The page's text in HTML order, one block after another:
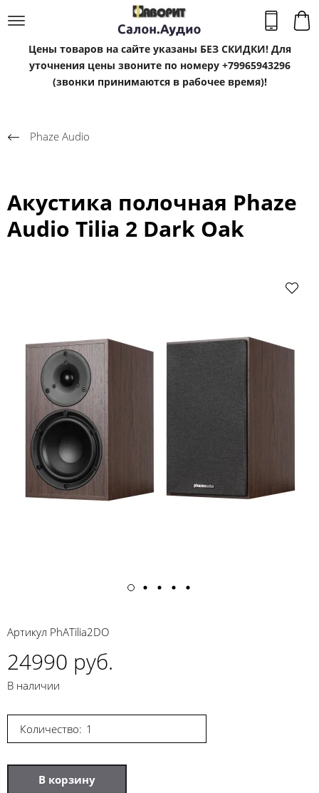
Цены товаров на сайте указаны БЕЗ СКИДКИ! Для
уточнения цены звоните по номеру +79965943296
(звонки принимаются в рабочее время)!
Phaze Audio
Акустика полочная Phaze
Audio Tilia 2 Dark Oak
Артикул PhATilia2DO
24990 руб.
В наличии
Количество:
В корзину